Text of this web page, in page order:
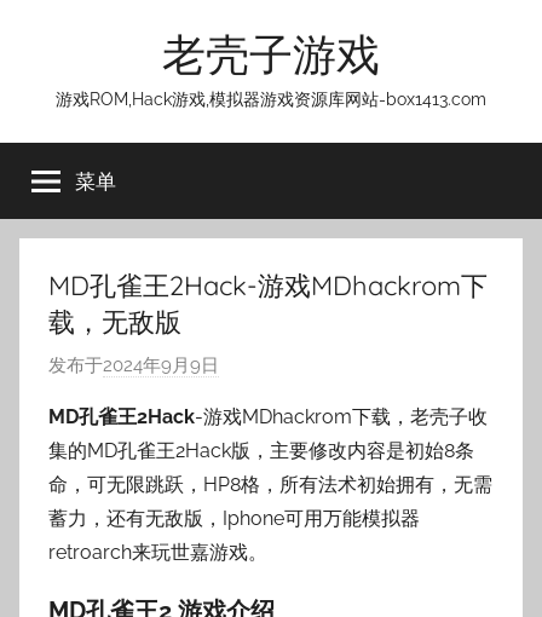
老壳子游戏
游戏ROM,Hack游戏,模拟器游戏资源库网站-box1413.com
菜单
MD孔雀王2Hack-游戏MDhackrom下
载，无敌版
发布于2024年9月9日
老
壳
子
MD孔雀王2Hack-游戏MDhackrom下载，老壳子收
集的MD孔雀王2Hack版，主要修改内容是初始8条
命，可无限跳跃，HP8格，所有法术初始拥有，无需
蓄力，还有无敌版，Iphone可用万能模拟器
retroarch来玩世嘉游戏。
MD孔雀王2 游戏介绍